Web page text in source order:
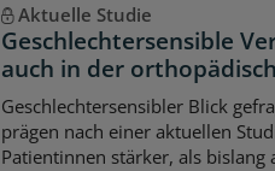
Aktuelle Studie
Geschlechtersensible
auch in der
Geschlechtersensibler Blick
prägen nach einer aktuellen
Patientinnen stärker, als